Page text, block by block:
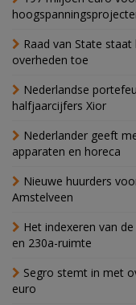
Raad van State
overheden toe
Nederlandse
halfjaarcijfers Xior
Nederlander geeft
apparaten en horeca
Nieuwe huurders
Amstelveen
Het indexeren van
en 230a-ruimte
Segro stemt in met
euro